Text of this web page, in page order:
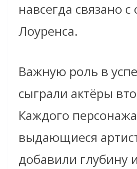
навсегда связано
Лоуренса.
Важную роль в
сыграли актёры
Каждого
выдающиеся
добавили глубину и